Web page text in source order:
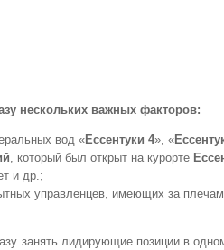
нескольких важных факторов:
вод «Ессентуки 4», «
, который был открыт на курорте
и др.;
управленцев, имеющих за
занять лидирующие позиции в